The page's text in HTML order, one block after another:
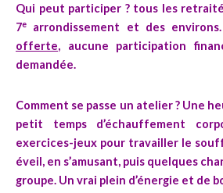
Qui peut participer ? tous les
7e
arrondissement et des
offerte, aucune participation
demandée.
Comment se passe un atelier ?Une
petit temps d’échauffement
exercices-jeux pour travailler le
éveil, en s’amusant, puis quelques
groupe. Un vrai plein d’énergie et de